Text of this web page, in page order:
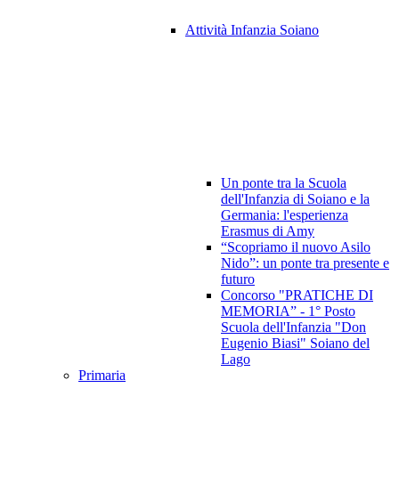
Attività Infanzia Soiano
Un ponte tra la Scuola
dell'Infanzia di Soiano e la
Germania: l'esperienza
Erasmus di Amy
“Scopriamo il nuovo Asilo
Nido”: un ponte tra presente e
futuro
Concorso "PRATICHE DI
MEMORIA” - 1° Posto
Scuola dell'Infanzia "Don
Eugenio Biasi" Soiano del
Lago
Primaria